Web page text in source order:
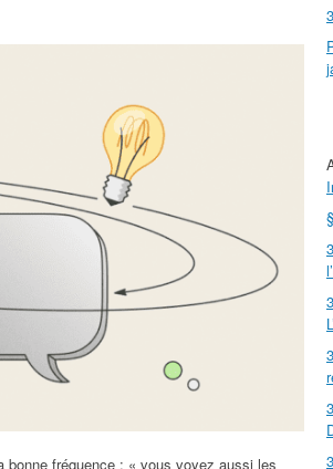
bonne fréquence : « vous voyez aussi les